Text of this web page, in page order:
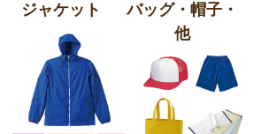
ジャケット
バッグ・帽子・
他